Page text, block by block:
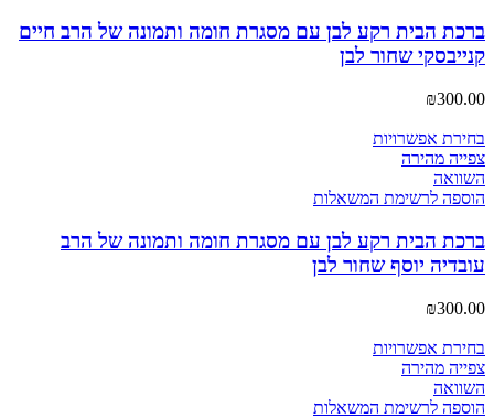
ברכת הבית רקע לבן עם מסגרת חומה ותמונה של הרב חיים
קנייבסקי שחור לבן
₪300.00
בחירת אפשרויות
צפייה מהירה
השוואה
הוספה לרשימת המשאלות
ברכת הבית רקע לבן עם מסגרת חומה ותמונה של הרב
עובדיה יוסף שחור לבן
₪300.00
בחירת אפשרויות
צפייה מהירה
השוואה
הוספה לרשימת המשאלות